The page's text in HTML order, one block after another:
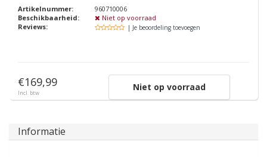
Artikelnummer:
960710006
Beschikbaarheid:
Niet op voorraad
Reviews:
| Je beoordeling toevoegen
€169,99
Incl. btw
Niet op voorraad
Informatie